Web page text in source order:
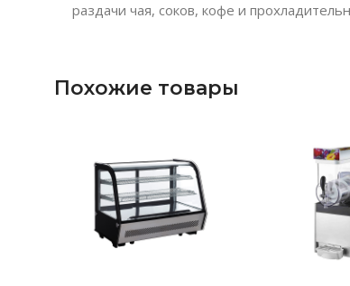
раздачи чая, соков, кофе и
Похожие товары